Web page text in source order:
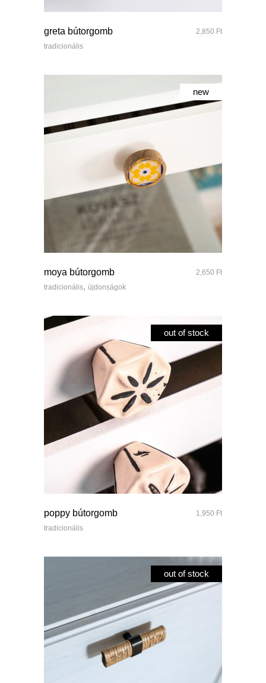
greta bútorgomb 2,850 Ft
tradicionális
new
moya bútorgomb 2,650 Ft
tradicionális, újdonságok
out of stock
poppy bútorgomb 1,950 Ft
tradicionális
out of stock